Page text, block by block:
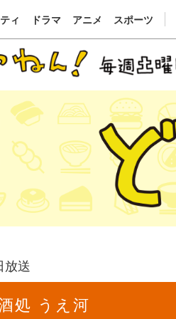
ィ ドラマ アニメ スポーツ
放送
処 うえ河